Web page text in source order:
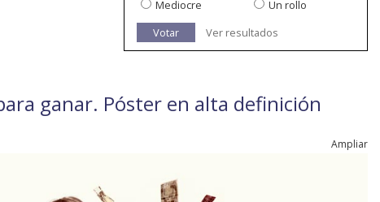
Mediocre
Un rollo
Votar
Ver resultados
ganar. Póster en alta definición
Ampliar